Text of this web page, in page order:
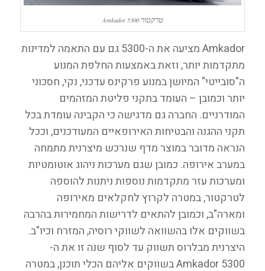
טרקטורAmkador 5300
Amkador מציעה את ה-5300 גם עם התאמה למדינות
מתקדמות יותר, וזאת באמצעות החלפת המנוע
ה"סובייטי" המיושן במנוע פרקינס עדכני, נקי, חסכוני
יותר וכמובן – העומד בתקני פליטת המזהמים
המודרניים. החברה גם מדגישה כי הקבינה עומדת בכל
תקני ההגנה והבטיחות האירופאיים המעודכנים, וככל
הנראה מדובר במוצר מדף שנרכש מיצרנית מתמחה
במערב אירופה. כמובן שגם מערכות ניהוג אוטומטיות
ומערכות עזר מתקדמות נוספות ניתנות להוספה
לטרקטור, במטרה לקרוץ לחקלאים מאירופה
ומארה"ב, וכמובן להתאים לדרישות המחמירות בהרבה
בשווקים אלו בהשוואה לשווקי רוסיה, המזרח וכיו"ב.
היצרנית מבלרוס תשווק עד לסוף שנה זו את ה-
Amkador 5300 בשווקים אליהם הכלי תוכנן, במטרה